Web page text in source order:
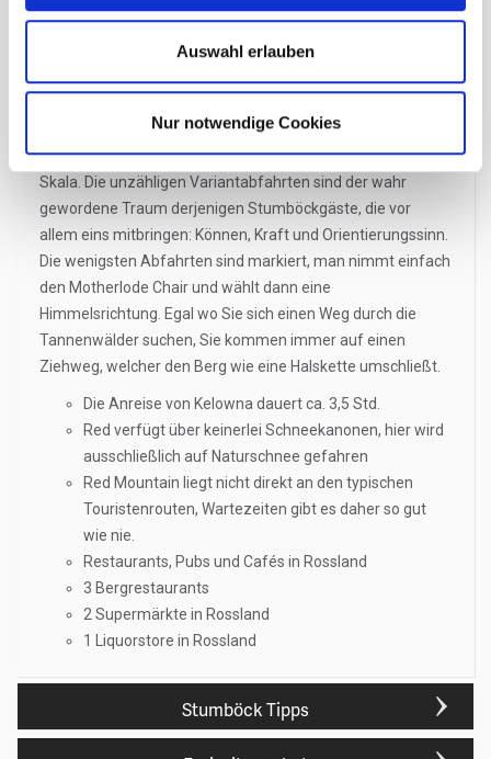
Auswahl erlauben
Nur notwendige Cookies
ungekünstelten und authentischen Skistädtchens.
ca. 2 km nördlich von Rossland, BC und bieten ein
abwechslungsreiches Terrain - am schwarzen Ende der
Skala. Die unzähligen Variantabfahrten sind der wahr
gewordene Traum derjenigen Stumböckgäste, die vor
allem eins mitbringen: Können, Kraft und Orientierungssinn.
Die wenigsten Abfahrten sind markiert, man nimmt einfach
den Motherlode Chair und wählt dann eine
Himmelsrichtung. Egal wo Sie sich einen Weg durch die
Tannenwälder suchen, Sie kommen immer auf einen
Ziehweg, welcher den Berg wie eine Halskette umschließt.
Die Anreise von Kelowna dauert ca. 3,5 Std.
Red verfügt über keinerlei Schneekanonen, hier wird
ausschließlich auf Naturschnee gefahren
Red Mountain liegt nicht direkt an den typischen
Touristenrouten, Wartezeiten gibt es daher so gut
wie nie.
Restaurants, Pubs und Cafés in Rossland
3 Bergrestaurants
2 Supermärkte in Rossland
1 Liquorstore in Rossland
Stumböck Tipps